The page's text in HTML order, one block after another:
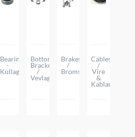
Bearings
-
Kullager
Bottom
Brackets
/
Vevlager
Brakes
/
Bromsar
Cables
/
Vire
&
Kablar